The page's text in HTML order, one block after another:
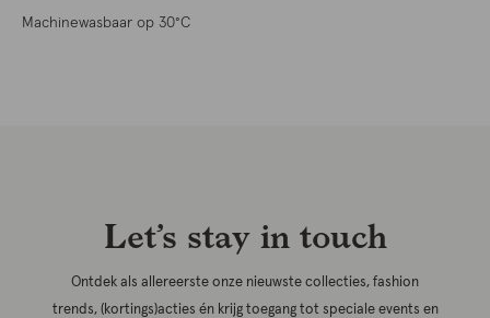
Machinewasbaar op 30°C
Let’s stay in touch
Ontdek als allereerste onze nieuwste collecties, fashion
trends, (kortings)acties én krijg toegang tot speciale events en